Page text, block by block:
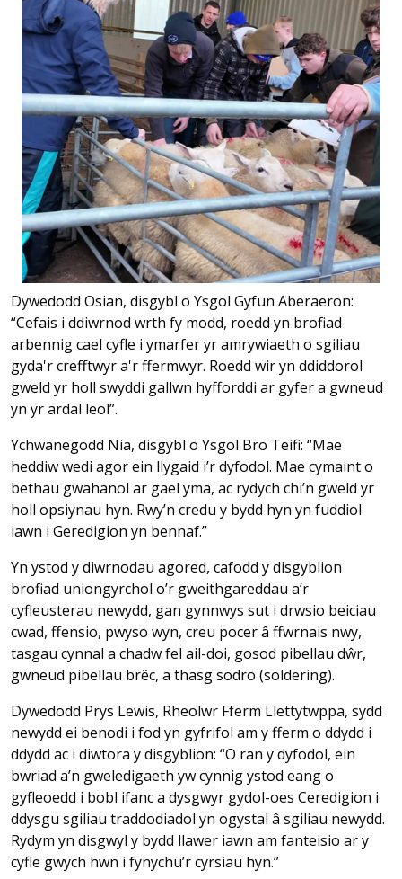
Dywedodd Osian, disgybl o Ysgol Gyfun Aberaeron:
“Cefais i ddiwrnod wrth fy modd, roedd yn brofiad
arbennig cael cyfle i ymarfer yr amrywiaeth o sgiliau
gyda'r crefftwyr a'r ffermwyr. Roedd wir yn ddiddorol
gweld yr holl swyddi gallwn hyfforddi ar gyfer a gwneud
yn yr ardal leol”.
Ychwanegodd Nia, disgybl o Ysgol Bro Teifi: “Mae
heddiw wedi agor ein llygaid i’r dyfodol. Mae cymaint o
bethau gwahanol ar gael yma, ac rydych chi’n gweld yr
holl opsiynau hyn. Rwy’n credu y bydd hyn yn fuddiol
iawn i Geredigion yn bennaf.”
Yn ystod y diwrnodau agored, cafodd y disgyblion
brofiad uniongyrchol o’r gweithgareddau a’r
cyfleusterau newydd, gan gynnwys sut i drwsio beiciau
cwad, ffensio, pwyso wyn, creu pocer â ffwrnais nwy,
tasgau cynnal a chadw fel ail-doi, gosod pibellau dŵr,
gwneud pibellau brêc, a thasg sodro (soldering).
Dywedodd Prys Lewis, Rheolwr Fferm Llettytwppa, sydd
newydd ei benodi i fod yn gyfrifol am y fferm o ddydd i
ddydd ac i diwtora y disgyblion: “O ran y dyfodol, ein
bwriad a’n gweledigaeth yw cynnig ystod eang o
gyfleoedd i bobl ifanc a dysgwyr gydol-oes Ceredigion i
ddysgu sgiliau traddodiadol yn ogystal â sgiliau newydd.
Rydym yn disgwyl y bydd llawer iawn am fanteisio ar y
cyfle gwych hwn i fynychu’r cyrsiau hyn.”